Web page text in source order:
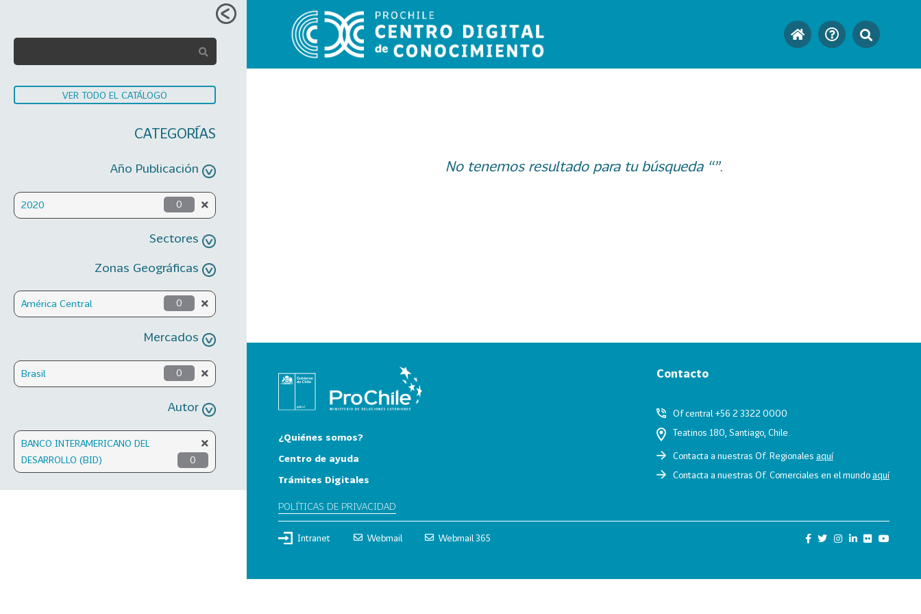
VER TODO EL CATÁLOGO
CATEGORÍAS
Año Publicación
2020 0
Sectores
Zonas Geográficas
América Central 0
Mercados
Brasil 0
Autor
BANCO INTERAMERICANO DEL
DESARROLLO (BID)
0
No tenemos resultado para tu búsqueda “”.
¿Quiénes somos?
Centro de ayuda
Trámites Digitales
POLÍTICAS DE PRIVACIDAD
Contacto
Of central +56 2 3322 0000
Teatinos 180, Santiago, Chile.
Contacta a nuestras Of. Regionales aquí
Contacta a nuestras Of. Comerciales en el mundoaquí
Intranet Webmail Webmail 365